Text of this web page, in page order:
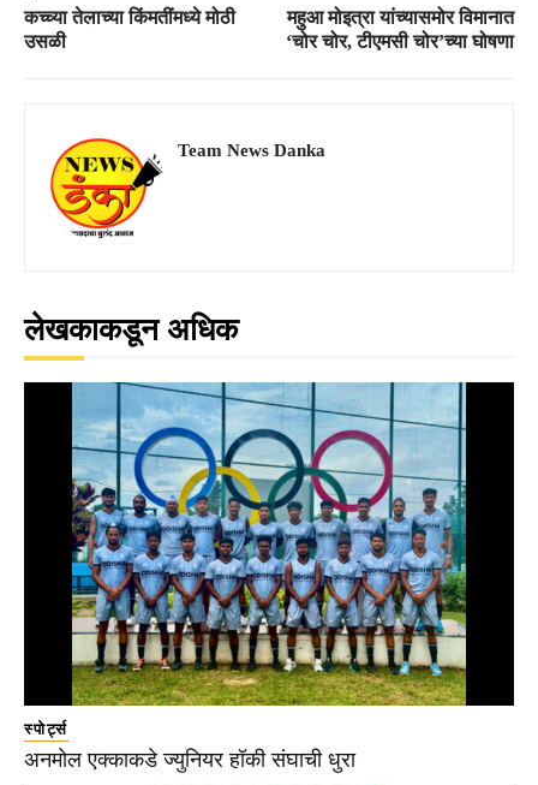
कच्च्या तेलाच्या किंमतींमध्ये मोठी
उसळी
महुआ मोइत्रा यांच्यासमोर विमानात
‘चोर चोर, टीएमसी चोर’च्या घोषणा
Team News Danka
लेखकाकडून अधिक
स्पोर्ट्स
अनमोल एक्काकडे ज्युनियर हॉकी संघाची धुरा